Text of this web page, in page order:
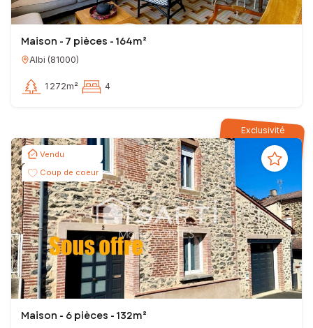
Maison - 7 pièces - 164m²
Albi (81000)
1 272m² 4
Exclusivité
Vendu
Coup de coeur
Maison - 6 pièces - 132m²